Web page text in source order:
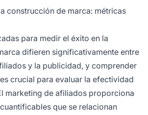
construcción de marca: métricas
para medir el éxito en la
difieren significativamente entre
y la publicidad, y comprender
crucial para evaluar la efectividad
marketing de afiliados proporciona
que se relacionan